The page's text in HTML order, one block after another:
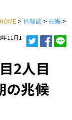
HOME > 体験談> 妊娠>
11月1
2人目
の兆候